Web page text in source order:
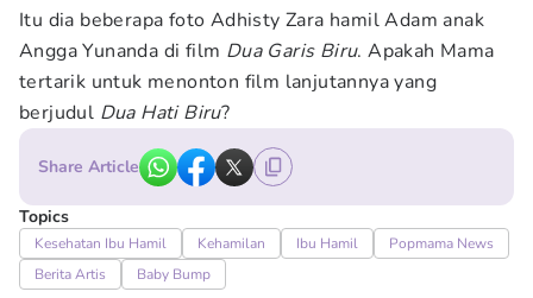
Itu dia beberapa foto Adhisty Zara hamil Adam anak
Angga Yunanda di film Dua Garis Biru. Apakah Mama
tertarik untuk menonton film lanjutannya yang
berjudul Dua Hati Biru?
Share Article
Topics
Kesehatan Ibu Hamil Kehamilan Ibu Hamil
Popmama News
Berita Artis
Baby Bump